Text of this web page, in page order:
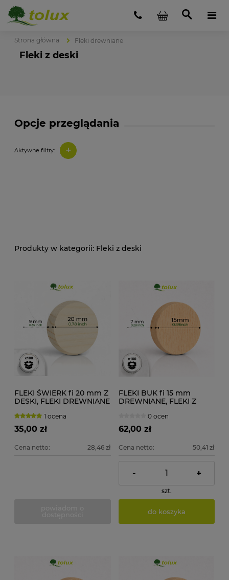
Strona główna Fleki drewniane
Fleki z deski
Opcje przeglądania
Aktywne filtry: +
Fleki z deski
FLEKI ŚWIERK fi 20 mm Z
DESKI, FLEKI DREWNIANE
1 ocena
35,00 zł
Cena netto: 28,46 zł
FLEKI BUK fi 15 mm
DREWNIANE, FLEKI Z
0 ocen
62,00 zł
Cena netto: 50,41 zł
- +
szt.
do koszyka